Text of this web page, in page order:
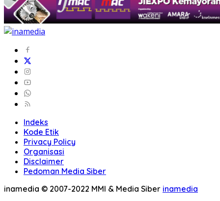
Indeks
Kode Etik
Privacy Policy
Organisasi
Disclaimer
Pedoman Media Siber
inamedia © 2007-2022 MMI & Media Siber inamedia